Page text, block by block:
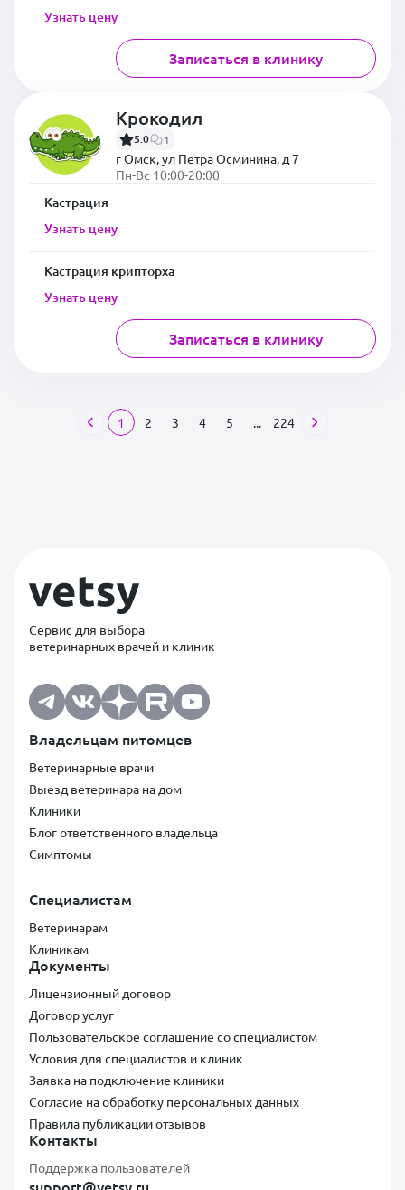
Узнать цену
Записаться в клинику
Крокодил
5.0 1
г Омск, ул Петра Осминина, д 7
Пн-Вс 10:00-20:00
Кастрация
Узнать цену
Кастрация крипторха
Узнать цену
Записаться в клинику
1 2 3 4 5 ... 224
Сервис для выбора
ветеринарных врачей и клиник
Владельцам питомцев
Ветеринарные врачи
Выезд ветеринара на дом
Клиники
Блог ответственного владельца
Симптомы
Специалистам
Ветеринарам
Клиникам
Документы
Лицензионный договор
Договор услуг
Пользовательское соглашение со специалистом
Условия для специалистов и клиник
Заявка на подключение клиники
Согласие на обработку персональных данных
Правила публикации отзывов
Контакты
Поддержка пользователей